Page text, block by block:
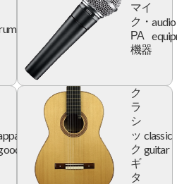
マイ
ク・
PA
機器
audio
ク
ラ
シ
ッ
ク
ギ
タ
classic
guitar